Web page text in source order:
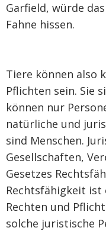
Garfield, würde
Fahne hissen.
Tiere können also
Pflichten sein. Sie
können nur
natürliche und
sind Menschen.
Gesellschaften,
Gesetzes
Rechtsfähigkeit ist
Rechten und
solche juristische